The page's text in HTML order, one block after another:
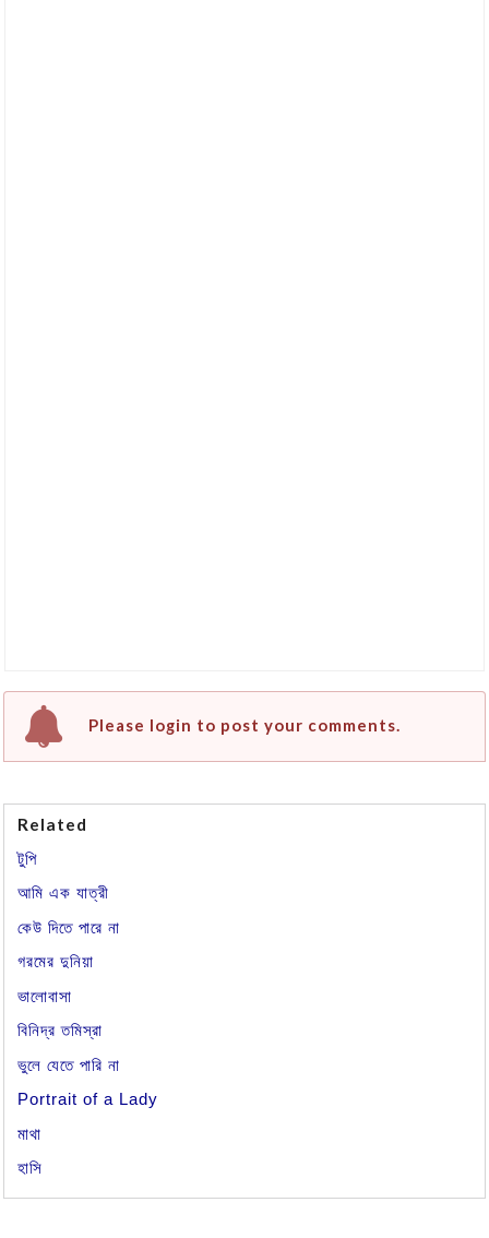
Please login to post your comments.
Related
টুপি
আমি এক যাত্রী
কেউ দিতে পারে না
গরমের দুনিয়া
ভালোবাসা
বিনিদ্র তমিস্রা
ভুলে যেতে পারি না
Portrait of a Lady
মাথা
হাসি